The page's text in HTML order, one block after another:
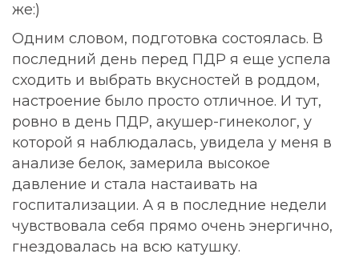
же:)
Одним словом, подготовка состоялась. В
последний день перед ПДР я еще успела
сходить и выбрать вкусностей в роддом,
настроение было просто отличное. И тут,
ровно в день ПДР, акушер-гинеколог, у
которой я наблюдалась, увидела у меня в
анализе белок, замерила высокое
давление и стала настаивать на
госпитализации. А я в последние недели
чувствовала себя прямо очень энергично,
гнездовалась на всю катушку.